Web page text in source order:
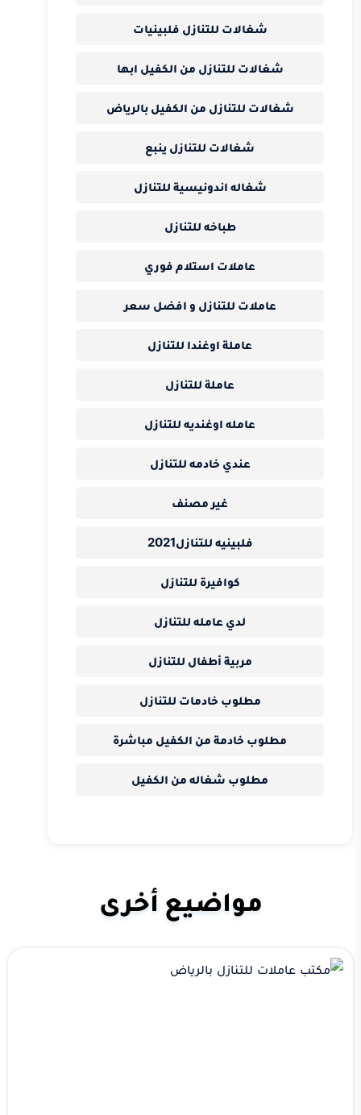
شغالات للتنازل فلبينيات
شغالات للتنازل من الكفيل ابها
شغالات للتنازل من الكفيل بالرياض
شغالات للتنازل ينبع
شغاله اندونيسية للتنازل
طباخه للتنازل
عاملات استلام فوري
عاملات للتنازل و افضل سعر
عاملة اوغندا للتنازل
عاملة للتنازل
عامله اوغنديه للتنازل
عندي خادمه للتنازل
غير مصنف
فلبينيه للتنازل2021
كوافيرة للتنازل
لدي عامله للتنازل
مربية أطفال للتنازل
مطلوب خادمات للتنازل
مطلوب خادمة من الكفيل مباشرة
مطلوب شغاله من الكفيل
مواضيع أخرى